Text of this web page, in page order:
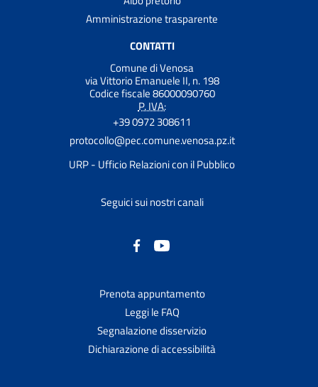
Amministrazione trasparente
CONTATTI
Comune di Venosa
via Vittorio Emanuele II, n. 198
Codice fiscale 86000090760
P. IVA:
+39 0972 308611
protocollo@pec.comune.venosa.pz.it
URP - Ufficio Relazioni con il Pubblico
Seguici sui nostri canali
Prenota appuntamento
Leggi le FAQ
Segnalazione disservizio
Dichiarazione di accessibilità